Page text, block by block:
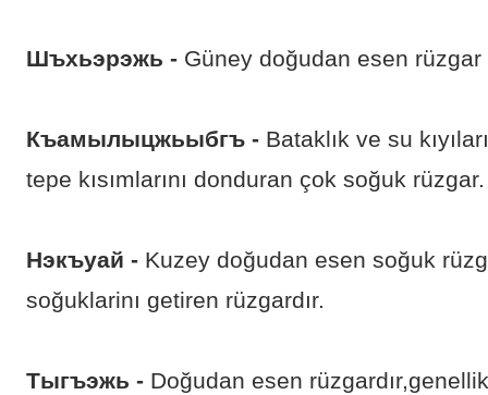
Шъхьэрэжь - Güney doğudan esen rüzgar
Къамылыцжьыбгъ - Bataklık ve su
tepe kısımlarını donduran çok soğuk rüzgar.
Нэкъуай - Kuzey doğudan esen soğuk
soğuklarinı getiren rüzgardır.
Тыгъэжь - Doğudan esen